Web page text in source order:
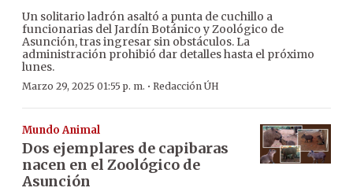
Un solitario ladrón asaltó a punta de cuchillo a
funcionarias del Jardín Botánico y Zoológico de
Asunción, tras ingresar sin obstáculos. La
administración prohibió dar detalles hasta el próximo
lunes.
Marzo 29, 2025 01:55 p. m. · Redacción ÚH
Mundo Animal
Dos ejemplares de capibaras
nacen en el Zoológico de
Asunción